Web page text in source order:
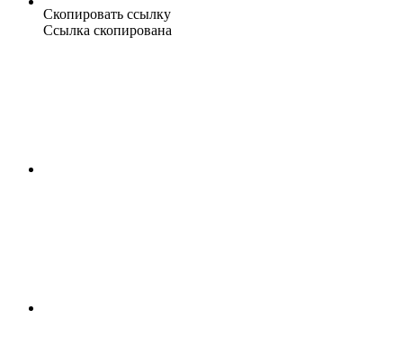
Скопировать ссылку
Ссылка скопирована